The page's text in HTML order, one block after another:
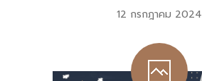
12 กรกฎาคม 2024